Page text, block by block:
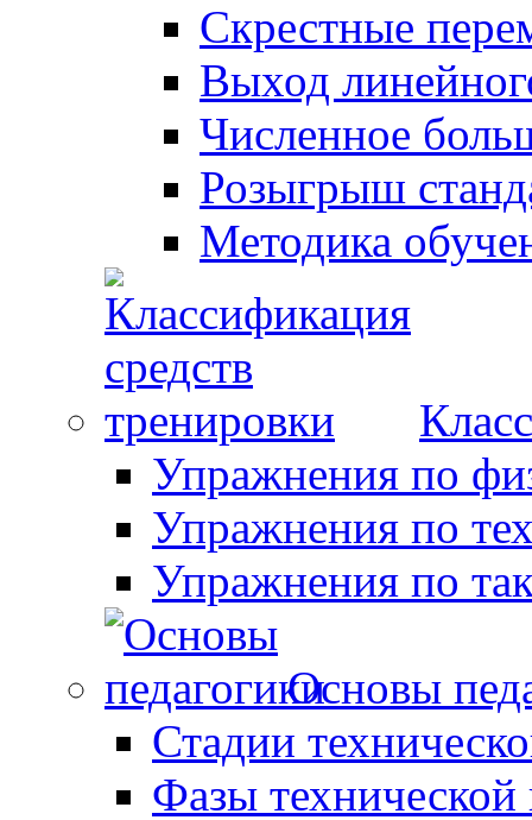
Скрестные
Выход
Численное
Розыгрыш
Методика
Упражнения по
Упражнения по
Упражнения по
Основы
Стадии
Фазы технической